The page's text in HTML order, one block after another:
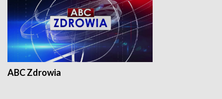
ABC Zdrowia